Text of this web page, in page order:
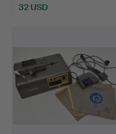
32 USD